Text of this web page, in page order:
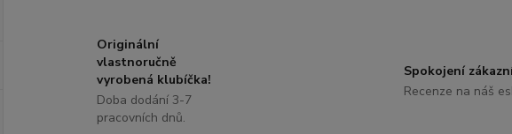
Originální
vlastnoručně
vyrobená klubíčka!
Doba dodání 3-7
pracovních dnů.
Spokojení
Recenze na náš